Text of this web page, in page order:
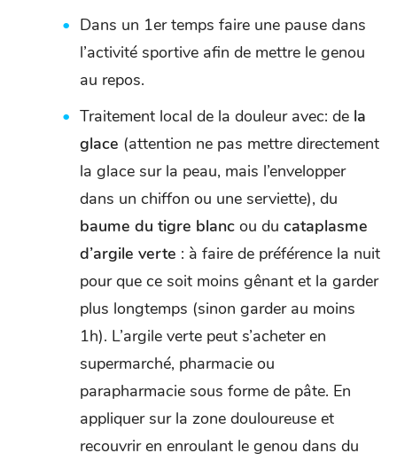
Dans un 1er temps faire une pause dans
l’activité sportive afin de mettre le genou
au repos.
Traitement local de la douleur avec: de la
glace (attention ne pas mettre directement
la glace sur la peau, mais l’envelopper
dans un chiffon ou une serviette), du
baume du tigre blanc ou du cataplasme
d’argile verte : à faire de préférence la nuit
pour que ce soit moins gênant et la garder
plus longtemps (sinon garder au moins
1h). L’argile verte peut s’acheter en
supermarché, pharmacie ou
parapharmacie sous forme de pâte. En
appliquer sur la zone douloureuse et
recouvrir en enroulant le genou dans du